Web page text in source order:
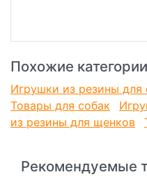
Похожие категории
Игрушки из резины для
Товары для собак
из резины для щенков
Рекомендуемые